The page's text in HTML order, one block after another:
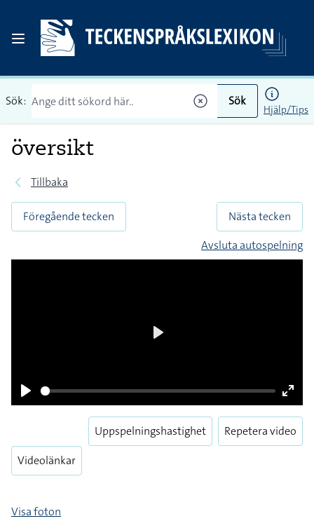
Sök: Sök
Hjälp/Tips
översikt
Tillbaka
Föregående tecken
Nästa tecken
Avsluta autospelning
Play
Enter
Videolänkar
Uppspelningshastighet Repetera video
Visa foton